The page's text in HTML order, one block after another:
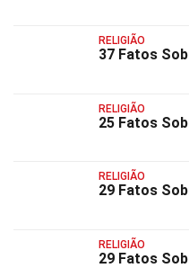
RELIGIÃO
37 Fatos
RELIGIÃO
25 Fatos
RELIGIÃO
29 Fatos
RELIGIÃO
29 Fatos